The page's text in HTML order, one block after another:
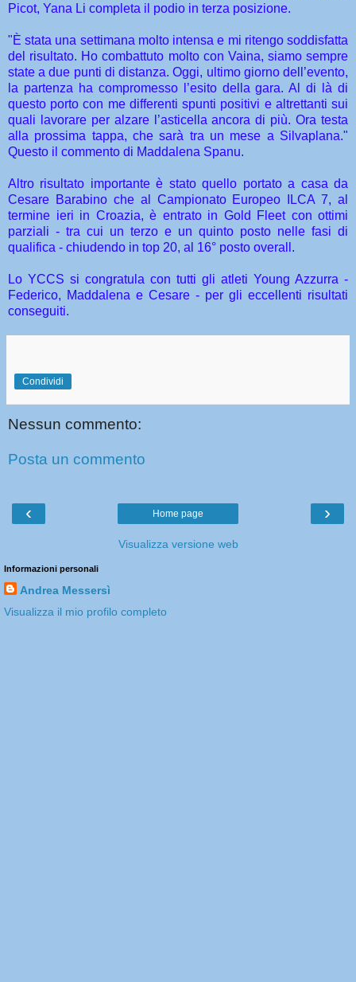
Picot, Yana Li completa il podio in terza posizione.
"È stata una settimana molto intensa e mi ritengo soddisfatta
del risultato. Ho combattuto molto con Vaina, siamo sempre
state a due punti di distanza. Oggi, ultimo giorno dell’evento,
la partenza ha compromesso l’esito della gara. Al di là di
questo porto con me differenti spunti positivi e altrettanti sui
quali lavorare per alzare l’asticella ancora di più. Ora testa
alla prossima tappa, che sarà tra un mese a Silvaplana."
Questo il commento di Maddalena Spanu.
Altro risultato importante è stato quello portato a casa da
Cesare Barabino che al Campionato Europeo ILCA 7, al
termine ieri in Croazia, è entrato in Gold Fleet con ottimi
parziali - tra cui un terzo e un quinto posto nelle fasi di
qualifica - chiudendo in top 20, al 16° posto overall.
Lo YCCS si congratula con tutti gli atleti Young Azzurra -
Federico, Maddalena e Cesare - per gli eccellenti risultati
conseguiti.
Condividi
Nessun commento:
Posta un commento
‹ ›
Home page
Visualizza versione web
Informazioni personali
Andrea Messersì
Visualizza il mio profilo completo